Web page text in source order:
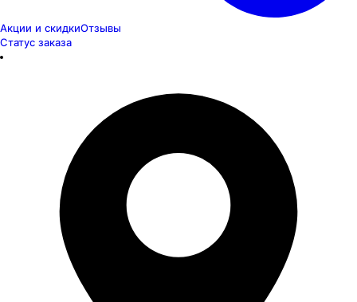
Акции и скидкиОтзывы
Статус заказа